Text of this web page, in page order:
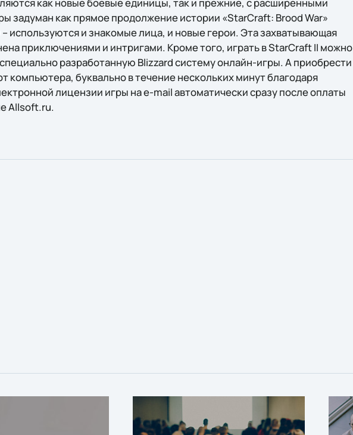
как новые боевые единицы, так и прежние, с расширенными
задуман как прямое продолжение истории «StarCraft: Brood War»
используются и знакомые лица, и новые герои. Эта захватывающая
приключениями и интригами. Кроме того, играть в StarCraft II можно
разработанную Blizzard систему онлайн-игры. А приобрести
компьютера, буквально в течение нескольких минут благодаря
лицензии игры на e-mail автоматически сразу после оплаты
Allsoft.ru.